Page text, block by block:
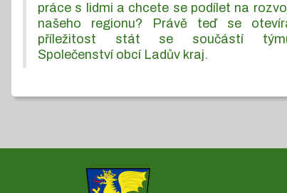
práce s lidmi a chcete se podílet na
našeho regionu? Právě teď se
příležitost stát se součástí
Společenství obcí Ladův kraj.